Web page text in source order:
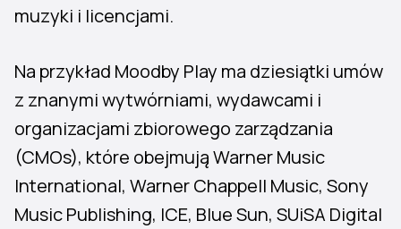
muzyki i licencjami.
Na przykład Moodby Play ma dziesiątki umów
z znanymi wytwórniami, wydawcami i
organizacjami zbiorowego zarządzania
(CMOs), które obejmują Warner Music
International, Warner Chappell Music, Sony
Music Publishing, ICE, Blue Sun, SUiSA Digital